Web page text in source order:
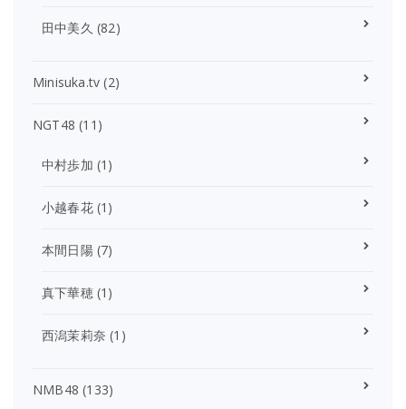
田中美久 (82)
Minisuka.tv (2)
NGT48 (11)
中村歩加 (1)
小越春花(1)
本間日陽(7)
真下華穂(1)
西潟茉莉奈 (1)
NMB48 (133)